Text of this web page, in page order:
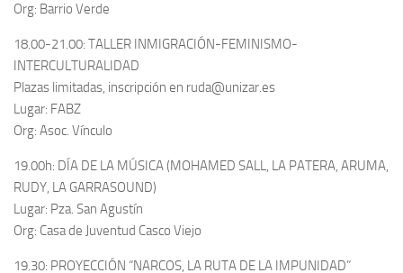
Org: Barrio Verde
18.00-21.00: TALLER INMIGRACIÓN-FEMINISMO-
INTERCULTURALIDAD
Plazas limitadas, inscripción en ruda@unizar.es
Lugar: FABZ
Org: Asoc. Vínculo
19.00h: DÍA DE LA MÚSICA (MOHAMED SALL, LA PATERA, ARUMA,
RUDY, LA GARRASOUND)
Lugar: Pza. San Agustín
Org: Casa de Juventud Casco Viejo
19.30: PROYECCIÓN “NARCOS, LA RUTA DE LA IMPUNIDAD”